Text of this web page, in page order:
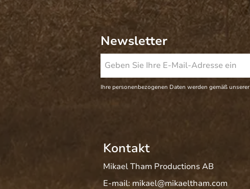
Newsletter
Ihre personenbezogenen Daten werden gemäß unserer
Kontakt
Mikael Tham Productions AB
E-mail: mikael@mikaeltham.com